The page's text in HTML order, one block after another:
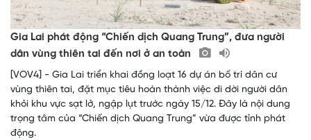
Gia Lai phát động “Chiến dịch Quang Trung”, đưa người
dân vùng thiên tai đến nơi ở an toàn
[VOV4] - Gia Lai triển khai đồng loạt 16 dự án bố trí dân cư
vùng thiên tai, đặt mục tiêu hoàn thành việc di dời người dân
khỏi khu vực sạt lở, ngập lụt trước ngày 15/12. Đây là nội dung
trọng tâm của “Chiến dịch Quang Trung” vừa được tỉnh phát
động.